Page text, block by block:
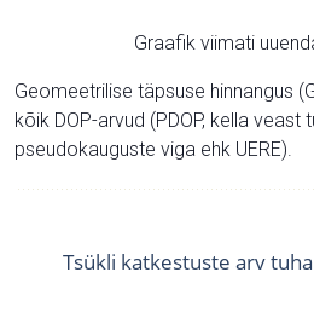
Graafik viimati
Geomeetrilise täpsuse hinnangus
kõik DOP-arvud (PDOP, kella veast
pseudokauguste viga ehk UERE).
Tsükli katkestuste arv